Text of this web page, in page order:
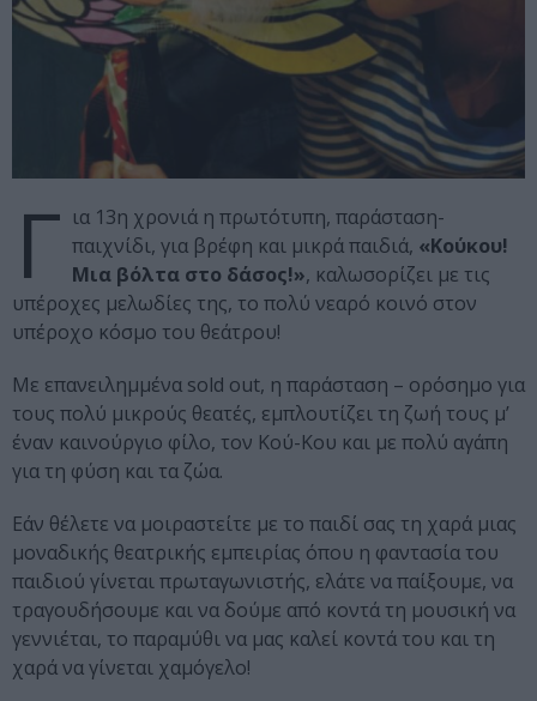
Γ ια 13η χρονιά η πρωτότυπη, παράσταση-
παιχνίδι, για βρέφη και μικρά παιδιά, «Κούκου!
Μια βόλτα στο δάσος!», καλωσορίζει με τις
υπέροχες μελωδίες της, το πολύ νεαρό κοινό στον
υπέροχο κόσμο του θεάτρου!
Με επανειλημμένα sold out, η παράσταση – ορόσημο για
τους πολύ μικρούς θεατές, εμπλουτίζει τη ζωή τους μ’
έναν καινούργιο φίλο, τον Κού-Κου και με πολύ αγάπη
για τη φύση και τα ζώα.
Εάν θέλετε να μοιραστείτε με το παιδί σας τη χαρά μιας
μοναδικής θεατρικής εμπειρίας όπου η φαντασία του
παιδιού γίνεται πρωταγωνιστής, ελάτε να παίξουμε, να
τραγουδήσουμε και να δούμε από κοντά τη μουσική να
γεννιέται, το παραμύθι να μας καλεί κοντά του και τη
χαρά να γίνεται χαμόγελο!